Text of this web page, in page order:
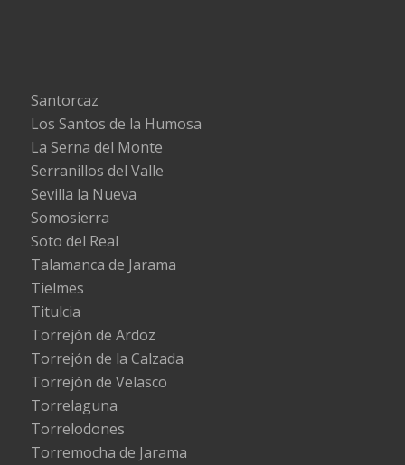
Santorcaz
Los Santos de la Humosa
La Serna del Monte
Serranillos del Valle
Sevilla la Nueva
Somosierra
Soto del Real
Talamanca de Jarama
Tielmes
Titulcia
Torrejón de Ardoz
Torrejón de la Calzada
Torrejón de Velasco
Torrelaguna
Torrelodones
Torremocha de Jarama